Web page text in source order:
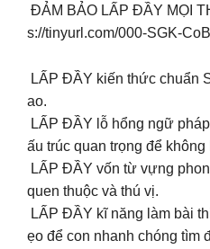
ĐẢM BẢO LẤP ĐẦY MỌI
s://tinyurl.com/000-SGK-
LẤP ĐẦY kiến thức chuẩn
ao.
LẤP ĐẦY lỗ hổng ngữ
ấu trúc quan trọng để không
LẤP ĐẦY vốn từ vựng
quen thuộc và thú vị.
LẤP ĐẦY kĩ năng làm bài
ẹo để con nhanh chóng tìm